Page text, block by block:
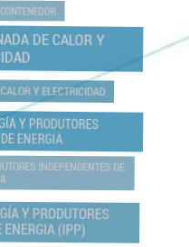
DE CALOR Y
Y ELECTRICIDAD
Y PRODUTORES
ENERGIA
INDEPENDENTES DE
Y PRODUTORES
ENERGIA (IPP)